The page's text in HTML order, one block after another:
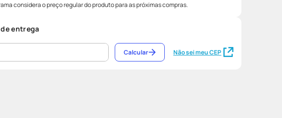
considera o preço regular do produto para as próximas compras.
entrega
Não sei meu CEP
Calcular